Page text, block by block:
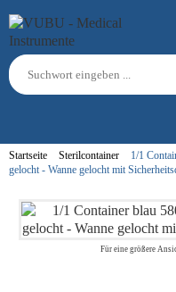
Startseite Sterilcontainer
1/1
gelocht - Wanne gelocht mit
Für eine größere